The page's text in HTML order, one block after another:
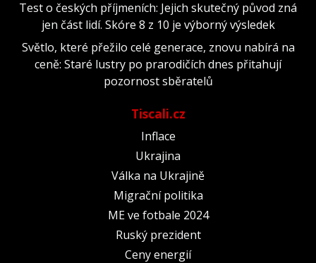
Test o českých příjmeních: Jejich skutečný původ zná
jen část lidí. Skóre 8 z 10 je výborný výsledek
Světlo, které přežilo celé generace, znovu nabírá na
ceně: Staré lustry po prarodičích dnes přitahují
pozornost sběratelů
Tiscali.cz
Inflace
Ukrajina
Válka na Ukrajině
Migrační politika
ME ve fotbale 2024
Ruský prezident
Ceny energií